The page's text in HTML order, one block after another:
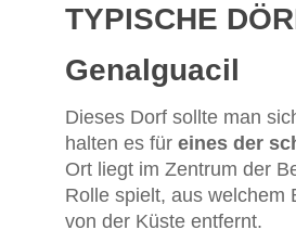
TYPISCHE
Genalguacil
Dieses Dorf sollte man
halten es für eines der
Ort liegt im Zentrum der
Rolle spielt, aus welchem
von der Küste entfernt.